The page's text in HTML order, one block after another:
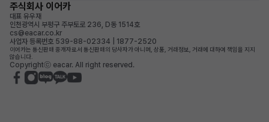
주식회사 이어카
대표 유우재
인천광역시 부평구 주부토로 236, D동 1514호
cs@eacar.co.kr
사업자 등록번호 539-88-02334 | 1877-2520
이어카는 통신판매 중개자로서 통신판매의 당사자가 아니며, 상품, 거래정보, 거래에 대하여 책임을 지지
않습니다.
Copyrightⓒ eacar. All right reserved.